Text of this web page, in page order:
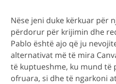
Nëse jeni duke kërkuar për
përdorur për krijimin dhe
Pablo është ajo që ju
alternativat më të mira
të kuptueshme, ku mund të
ofruara, si dhe të ngarkoni